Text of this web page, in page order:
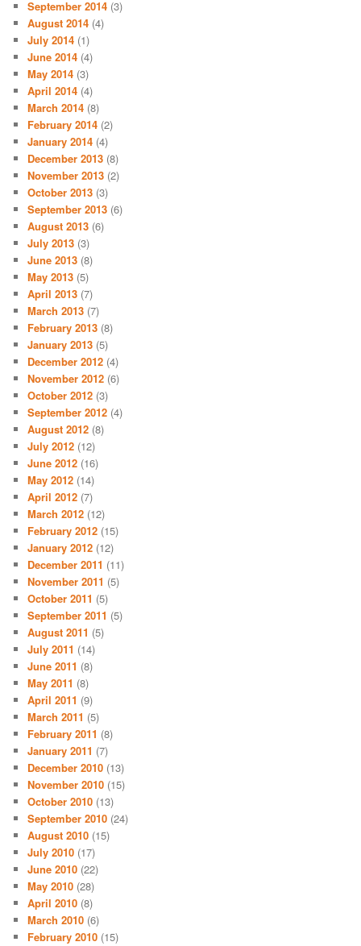
September 2014 (3)
August 2014 (4)
July 2014 (1)
June 2014 (4)
May 2014 (3)
April 2014 (4)
March 2014 (8)
February 2014 (2)
January 2014 (4)
December 2013 (8)
November 2013 (2)
October 2013 (3)
September 2013 (6)
August 2013 (6)
July 2013 (3)
June 2013 (8)
May 2013 (5)
April 2013 (7)
March 2013 (7)
February 2013 (8)
January 2013 (5)
December 2012 (4)
November 2012 (6)
October 2012 (3)
September 2012 (4)
August 2012 (8)
July 2012 (12)
June 2012 (16)
May 2012 (14)
April 2012 (7)
March 2012 (12)
February 2012 (15)
January 2012 (12)
December 2011 (11)
November 2011 (5)
October 2011 (5)
September 2011 (5)
August 2011 (5)
July 2011 (14)
June 2011 (8)
May 2011 (8)
April 2011 (9)
March 2011 (5)
February 2011 (8)
January 2011 (7)
December 2010 (13)
November 2010 (15)
October 2010 (13)
September 2010 (24)
August 2010 (15)
July 2010 (17)
June 2010 (22)
May 2010 (28)
April 2010 (8)
March 2010 (6)
February 2010 (15)